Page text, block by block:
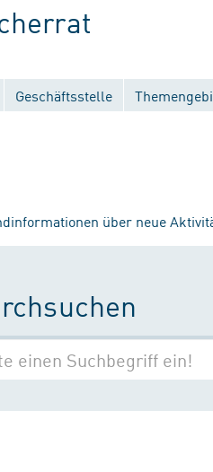
Geschäftsstelle
über neue